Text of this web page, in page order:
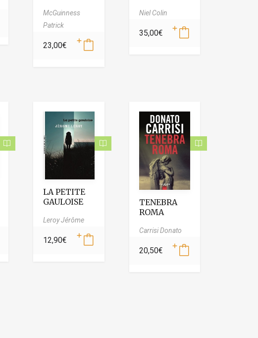
McGuinness
Patrick
23,00€
Niel Colin
35,00€
LA PETITE
GAULOISE
Leroy Jérôme
12,90€
TENEBRA
ROMA
Carrisi Donato
20,50€